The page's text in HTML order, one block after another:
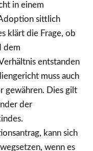
in einem
sittlich
klärt die Frage, ob
dem
entstanden
muss auch
gewähren. Dies gilt
der
kann sich
wenn es